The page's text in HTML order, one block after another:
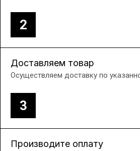
2
3
Доставляем товар
Осуществляем доставку по
Производите оплату